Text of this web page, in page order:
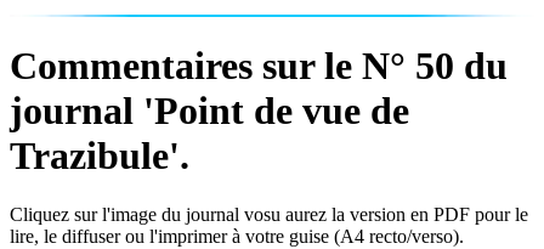
Commentaires sur le N° 50 du
journal 'Point de vue de
Trazibule'.
Cliquez sur l'image du journal vosu aurez la version en PDF pour le
lire, le diffuser ou l'imprimer à votre guise (A4 recto/verso).